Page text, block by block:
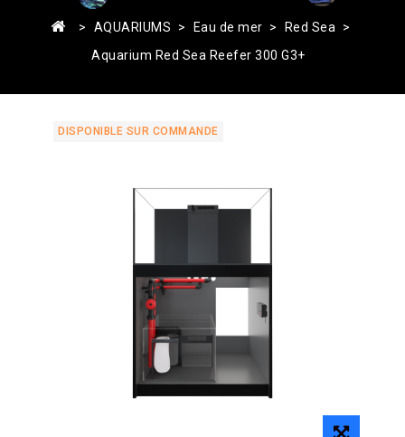
AQUARIUMS Eau de mer
Red Sea
Aquarium Red Sea Reefer 300 G3+
DISPONIBLE SUR COMMANDE